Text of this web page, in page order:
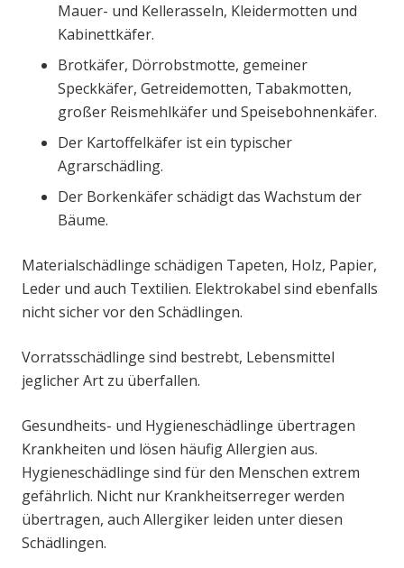
Mauer- und Kellerasseln, Kleidermotten und
Kabinettkäfer.
Brotkäfer, Dörrobstmotte, gemeiner
Speckkäfer, Getreidemotten, Tabakmotten,
großer Reismehlkäfer und Speisebohnenkäfer.
Der Kartoffelkäfer ist ein typischer
Agrarschädling.
Der Borkenkäfer schädigt das Wachstum der
Bäume.
Materialschädlinge schädigen Tapeten, Holz, Papier,
Leder und auch Textilien. Elektrokabel sind ebenfalls
nicht sicher vor den Schädlingen.
Vorratsschädlinge sind bestrebt, Lebensmittel
jeglicher Art zu überfallen.
Gesundheits- und Hygieneschädlinge übertragen
Krankheiten und lösen häufig Allergien aus.
Hygieneschädlinge sind für den Menschen extrem
gefährlich. Nicht nur Krankheitserreger werden
übertragen, auch Allergiker leiden unter diesen
Schädlingen.